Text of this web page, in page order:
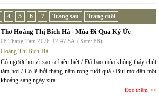
4 5 6 7 Trang sau Trang cuối
Thơ Hoàng Thị Bích Hà - Mùa Đi Qua Ký Ức
08 Tháng Tám 2026 12:47 SA (Xem: 88)
Hoàng Thị Bích Hà
Có người hỏi vì sao ta biền biệt / Đã bao mùa không thấy chút
tăm hơi / Có lẽ bởi tháng năm rong ruỗi quá / Bụi mờ dần một
khoảng sáng ngày xưa
Đọc thêm